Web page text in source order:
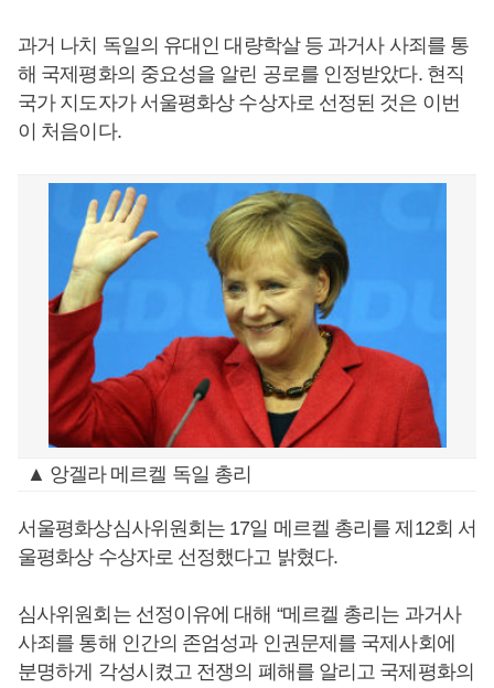
과거 나치 독일의 유대인 대량학살 등 과거사 사죄를 통
해 국제평화의 중요성을 알린 공로를 인정받았다. 현직
국가 지도자가 서울평화상 수상자로 선정된 것은 이번
이 처음이다.
▲ 앙겔라 메르켈 독일 총리
서울평화상심사위원회는 17일 메르켈 총리를 제12회 서
울평화상 수상자로 선정했다고 밝혔다.
심사위원회는 선정이유에 대해 “메르켈 총리는 과거사
사죄를 통해 인간의 존엄성과 인권문제를 국제사회에
분명하게 각성시켰고 전쟁의 폐해를 알리고 국제평화의